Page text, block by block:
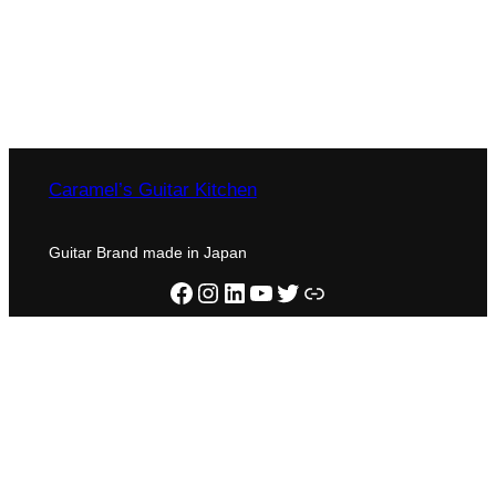
Caramel’s Guitar Kitchen
Guitar Brand made in Japan
Facebook Instagram LinkedIn YouTube X home